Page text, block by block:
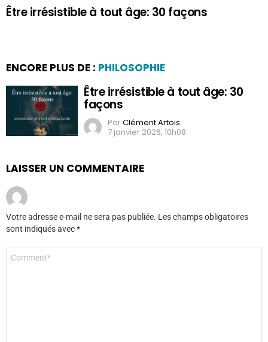
Être irrésistible à tout âge: 30 façons
ENCORE PLUS DE : PHILOSOPHIE
Être irrésistible à tout âge: 30
façons
ParClément Artois
7 janvier 2026, 10h08
LAISSER UN COMMENTAIRE
Votre adresse e-mail ne sera pas publiée. Les champs obligatoires
sont indiqués avec*
Commentaire